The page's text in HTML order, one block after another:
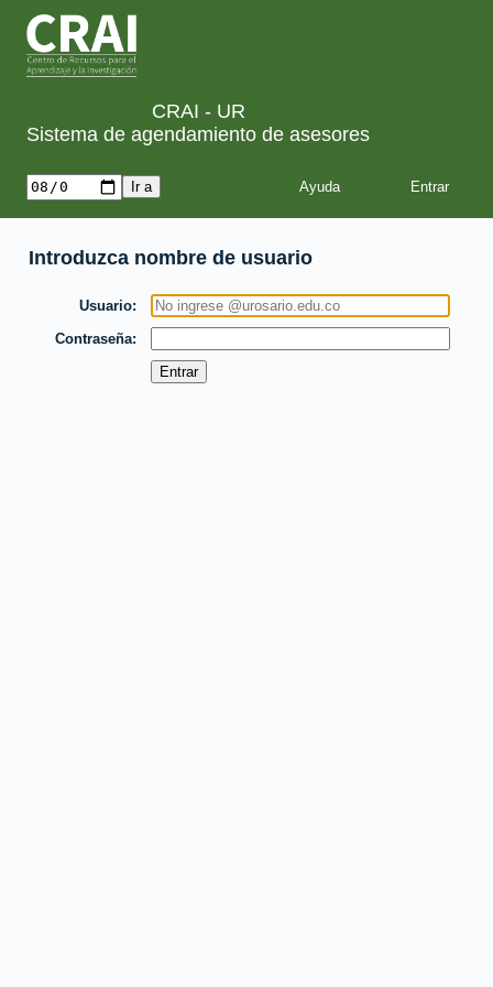
CRAI - UR
Sistema de agendamiento de asesores
Ayuda
Introduzca nombre de usuario
Usuario
Contraseña